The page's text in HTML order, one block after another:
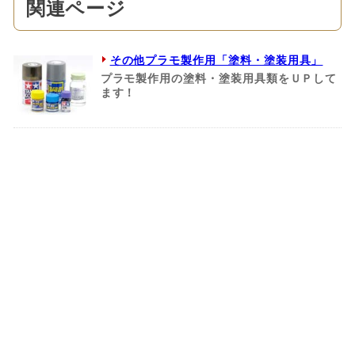
関連ページ
その他プラモ製作用「塗料・塗装用具」
プラモ製作用の塗料・塗装用具類をＵＰして
ます！